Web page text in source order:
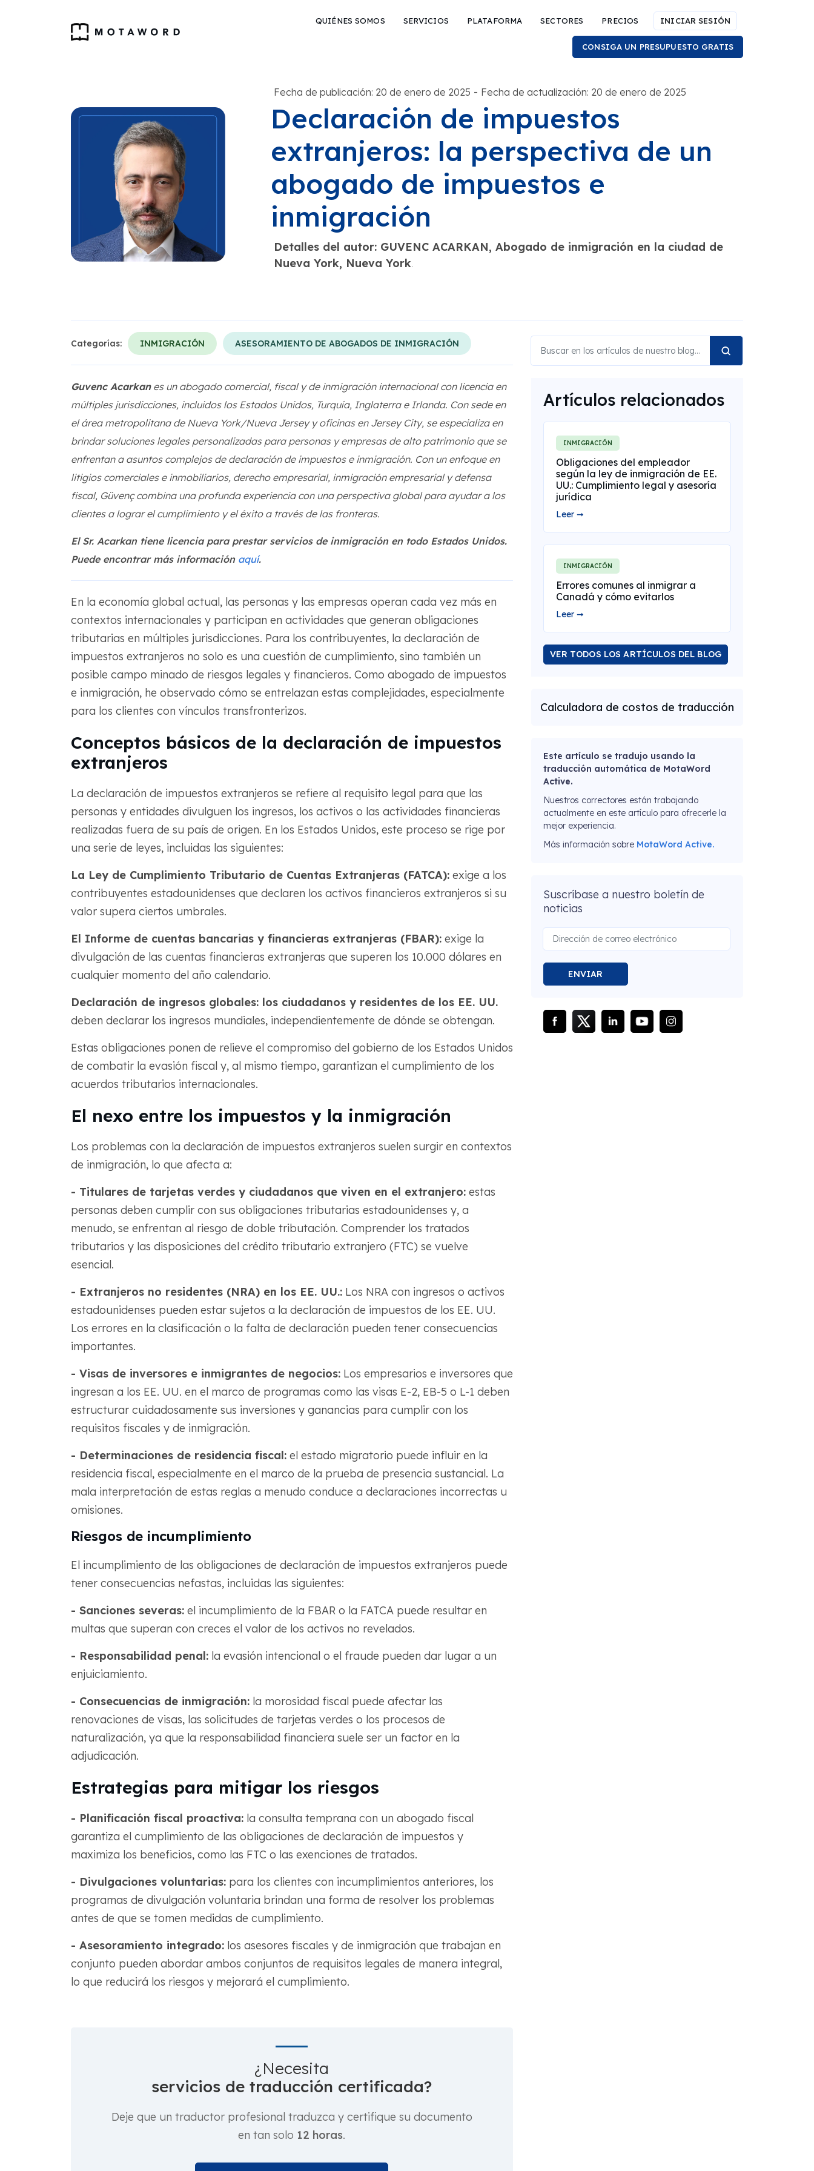
QUIÉNES SOMOS SERVICIOS PLATAFORMA SECTORES PRECIOS INICIAR SESIÓN
CONSIGA UN PRESUPUESTO GRATIS
Fecha de publicación: 20 de enero de 2025 - Fecha de actualización: 20 de enero de 2025
Declaración de impuestos
extranjeros: la perspectiva de un
abogado de impuestos e
inmigración
Detalles del autor: GUVENC ACARKAN, Abogado de inmigración en la ciudad de
Nueva York, Nueva York.
Categorías: INMIGRACIÓN ASESORAMIENTO DE ABOGADOS DE INMIGRACIÓN
Guvenc Acarkanes un abogado comercial, fiscal y de inmigración internacional con licencia en
múltiples jurisdicciones, incluidos los Estados Unidos, Turquía, Inglaterra e Irlanda. Con sede en
el área metropolitana de Nueva York/Nueva Jersey y oficinas en Jersey City, se especializa en
brindar soluciones legales personalizadas para personas y empresas de alto patrimonio que se
enfrentan a asuntos complejos de declaración de impuestos e inmigración. Con un enfoque en
litigios comerciales e inmobiliarios, derecho empresarial, inmigración empresarial y defensa
fiscal, Güvenç combina una profunda experiencia con una perspectiva global para ayudar a los
clientes a lograr el cumplimiento y el éxito a través de las fronteras.
El Sr. Acarkan tiene licencia para prestar servicios de inmigración en todo Estados Unidos.
Puede encontrar más información aquí.
En la economía global actual, las personas y las empresas operan cada vez más en
contextos internacionales y participan en actividades que generan obligaciones
tributarias en múltiples jurisdicciones. Para los contribuyentes, la declaración de
impuestos extranjeros no solo es una cuestión de cumplimiento, sino también un
posible campo minado de riesgos legales y financieros. Como abogado de impuestos
e inmigración, he observado cómo se entrelazan estas complejidades, especialmente
para los clientes con vínculos transfronterizos.
Conceptos básicos de la declaración de impuestos
extranjeros
La declaración de impuestos extranjeros se refiere al requisito legal para que las
personas y entidades divulguen los ingresos, los activos o las actividades financieras
realizadas fuera de su país de origen. En los Estados Unidos, este proceso se rige por
una serie de leyes, incluidas las siguientes:
La Ley de Cumplimiento Tributario de Cuentas Extranjeras (FATCA):exige a los
contribuyentes estadounidenses que declaren los activos financieros extranjeros si su
valor supera ciertos umbrales.
El Informe de cuentas bancarias y financieras extranjeras (FBAR):exige la
divulgación de las cuentas financieras extranjeras que superen los 10.000 dólares en
cualquier momento del año calendario.
Declaración de ingresos globales: los ciudadanos y residentes de los EE. UU.
deben declarar los ingresos mundiales, independientemente de dónde se obtengan.
Estas obligaciones ponen de relieve el compromiso del gobierno de los Estados Unidos
de combatir la evasión fiscal y, al mismo tiempo, garantizan el cumplimiento de los
acuerdos tributarios internacionales.
El nexo entre los impuestos y la inmigración
Los problemas con la declaración de impuestos extranjeros suelen surgir en contextos
de inmigración, lo que afecta a:
- Titulares de tarjetas verdes y ciudadanos que viven en el extranjero:estas
personas deben cumplir con sus obligaciones tributarias estadounidenses y, a
menudo, se enfrentan al riesgo de doble tributación. Comprender los tratados
tributarios y las disposiciones del crédito tributario extranjero (FTC) se vuelve
esencial.
- Extranjeros no residentes (NRA) en los EE. UU.:Los NRA con ingresos o activos
estadounidenses pueden estar sujetos a la declaración de impuestos de los EE. UU.
Los errores en la clasificación o la falta de declaración pueden tener consecuencias
importantes.
- Visas de inversores e inmigrantes de negocios:Los empresarios e inversores que
ingresan a los EE. UU. en el marco de programas como las visas E-2, EB-5 o L-1 deben
estructurar cuidadosamente sus inversiones y ganancias para cumplir con los
requisitos fiscales y de inmigración.
- Determinaciones de residencia fiscal:el estado migratorio puede influir en la
residencia fiscal, especialmente en el marco de la prueba de presencia sustancial. La
mala interpretación de estas reglas a menudo conduce a declaraciones incorrectas u
omisiones.
Riesgos de incumplimiento
El incumplimiento de las obligaciones de declaración de impuestos extranjeros puede
tener consecuencias nefastas, incluidas las siguientes:
- Sanciones severas:el incumplimiento de la FBAR o la FATCA puede resultar en
multas que superan con creces el valor de los activos no revelados.
- Responsabilidad penal:la evasión intencional o el fraude pueden dar lugar a un
enjuiciamiento.
- Consecuencias de inmigración:la morosidad fiscal puede afectar las
renovaciones de visas, las solicitudes de tarjetas verdes o los procesos de
naturalización, ya que la responsabilidad financiera suele ser un factor en la
adjudicación.
Estrategias para mitigar los riesgos
- Planificación fiscal proactiva:la consulta temprana con un abogado fiscal
garantiza el cumplimiento de las obligaciones de declaración de impuestos y
maximiza los beneficios, como las FTC o las exenciones de tratados.
- Divulgaciones voluntarias:para los clientes con incumplimientos anteriores, los
programas de divulgación voluntaria brindan una forma de resolver los problemas
antes de que se tomen medidas de cumplimiento.
- Asesoramiento integrado:los asesores fiscales y de inmigración que trabajan en
conjunto pueden abordar ambos conjuntos de requisitos legales de manera integral,
lo que reducirá los riesgos y mejorará el cumplimiento.
¿Necesita
servicios de traducción certificada?
Deje que un traductor profesional traduzca y certifique su documento
en tan solo 12 horas.
Artículos relacionados
INMIGRACIÓN
Obligaciones del empleador
según la ley de inmigración de EE.
UU.: Cumplimiento legal y asesoría
jurídica
Leer ➞
INMIGRACIÓN
Errores comunes al inmigrar a
Canadá y cómo evitarlos
Leer ➞
VER TODOS LOS ARTÍCULOS DEL BLOG
Calculadora de costos de traducción
Este artículo se tradujo usando la
traducción automática de MotaWord
Active.
Nuestros correctores están trabajando
actualmente en este artículo para ofrecerle la
mejor experiencia.
Más información sobre MotaWord Active.
Suscríbase a nuestro boletín de
noticias
ENVIAR